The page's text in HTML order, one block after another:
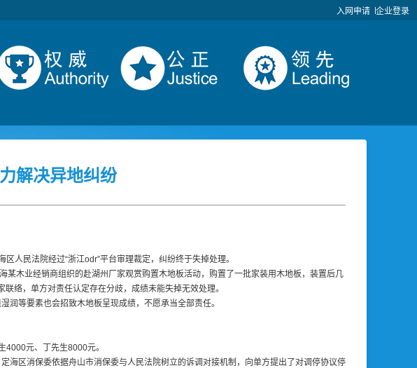
入网申请 企业登录
解决异地纠纷
人民法院经过“浙江odr”平台审理裁定，纠纷终于失掉处理。
木业经销商组织的赴湖州厂家观赏购置木地板活动，购置了一批家装用木地板，装置后几
络，单方对责任认定存在分歧，成绩未能失掉无效处理。
润等要素也会招致木地板呈现成绩，不愿承当全部责任。
4000元、丁先生8000元。
海区消保委依据舟山市消保委与人民法院树立的诉调对接机制，向单方提出了对调停协议停